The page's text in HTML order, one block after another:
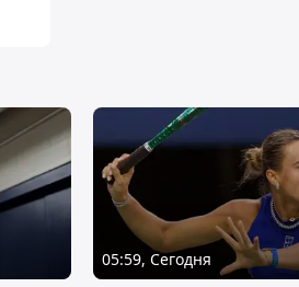
05:59, Сегодня